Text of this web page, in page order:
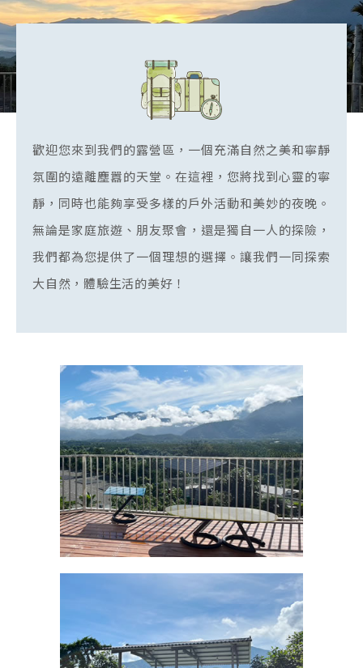
歡迎您來到我們的露營區，一個充滿自然之美和寧靜
氛圍的遠離塵囂的天堂。在這裡，您將找到心靈的寧
靜，同時也能夠享受多樣的戶外活動和美妙的夜晚。
無論是家庭旅遊、朋友聚會，還是獨自一人的探險，
我們都為您提供了一個理想的選擇。讓我們一同探索
大自然，體驗生活的美好！